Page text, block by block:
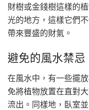
財樹或金錢樹這樣的
光的地方，這樣它們
帶來豐盛的財氣。
避免的風水禁忌
在風水中，有一些擺
免將植物放置在直對
流出。同樣地，臥室